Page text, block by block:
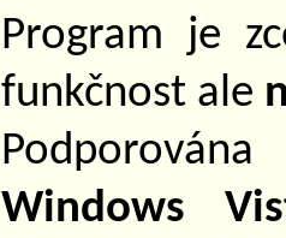
Program je
funkčnost ale
Windows